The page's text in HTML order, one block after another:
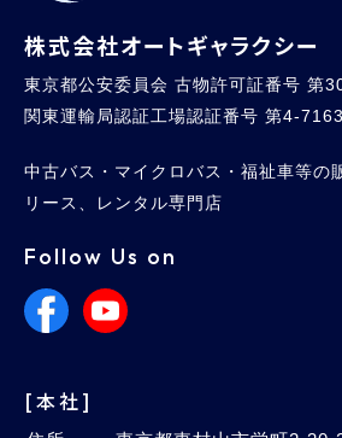
株式会社オートギャラクシー
東京都公安委員会 古物許可証番号 第
関東運輸局認証工場認証番号 第4-
中古バス・マイクロバス・福祉車等の
リース、レンタル専門店
Follow Us on
[本社]